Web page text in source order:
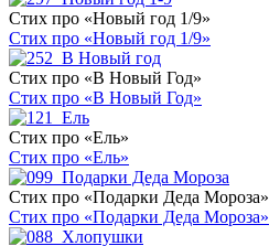
Стих про «Новый год 1/9»
Стих про «Новый год 1/9»
Стих про «В Новый Год»
Стих про «В Новый Год»
Стих про «Ель»
Стих про «Ель»
Стих про «Подарки Деда Мороза»
Стих про «Подарки Деда Мороза»